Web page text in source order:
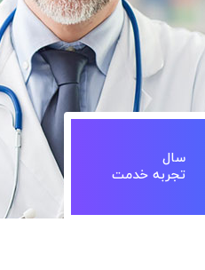
سال
تجربه خدمت